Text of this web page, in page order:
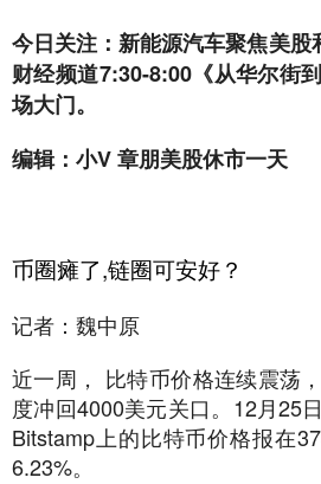
今日关注：新能源汽车聚焦美股
财经频道7:30-8:00《从华尔街
场大门。
编辑：小V 章朋美股休市一天
币圈瘫了,链圈可安好？
记者：魏中原
近一周， 比特币价格连续震荡
度冲回4000美元关口。12月25
Bitstamp上的比特币价格报在
6.23%。